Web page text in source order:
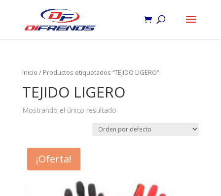
Inicio / Productos etiquetados “TEJIDO LIGERO”
TEJIDO LIGERO
Mostrando el único resultado
¡Oferta!